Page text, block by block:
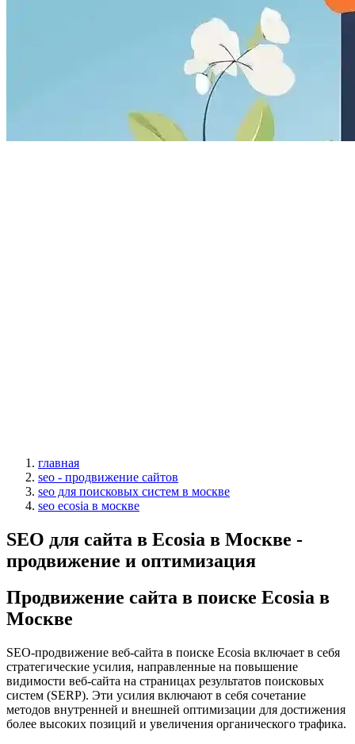
главная
seo - продвижение сайтов
seo для поисковых систем в москве
seo ecosia в москве
SEO для сайта в Ecosia в Москве -
продвижение и оптимизация
Продвижение сайта в поиске Ecosia в
Москве
SEO-продвижение веб-сайта в поиске Ecosia включает в себя
стратегические усилия, направленные на повышение
видимости веб-сайта на страницах результатов поисковых
систем (SERP). Эти усилия включают в себя сочетание
методов внутренней и внешней оптимизации для достижения
более высоких позиций и увеличения органического трафика.